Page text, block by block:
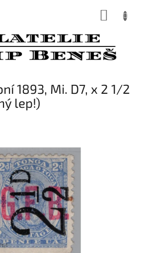
1893, Mi. D7, x 2 1/2
lep!)